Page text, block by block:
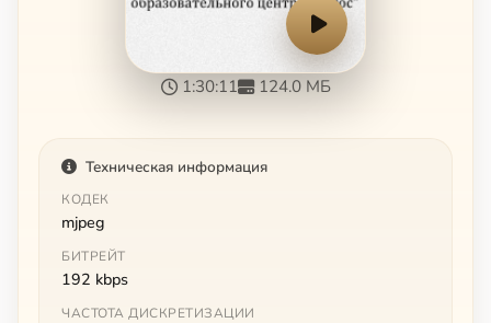
1:30:11 124.0 МБ
Техническая информация
КОДЕК
mjpeg
БИТРЕЙТ
192 kbps
ЧАСТОТА ДИСКРЕТИЗАЦИИ